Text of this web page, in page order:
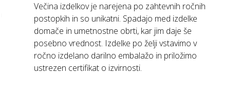
Večina izdelkov je narejena po zahtevnih ročnih
postopkih in so unikatni. Spadajo med izdelke
domače in umetnostne obrti, kar jim daje še
posebno vrednost. Izdelke po želji vstavimo v
ročno izdelano darilno embalažo in priložimo
ustrezen certifikat o izvirnosti.